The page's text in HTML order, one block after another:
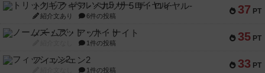
37 PT
トリックギア - ペルソナ5 ザ・ロイヤル-
紹介文あり 6件の投稿
35 PT
ノームズ・アット・ナイト
1件の投稿
33 PT
フィッシェン2
1件の投稿